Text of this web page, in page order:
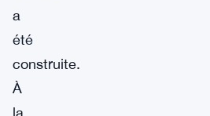
a
été
construite.
À
la